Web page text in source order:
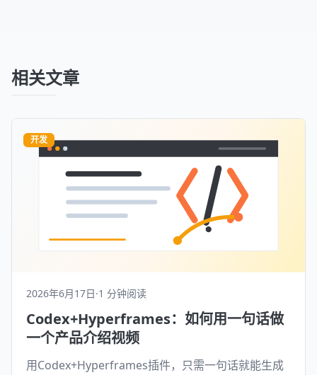
相关文章
开发
2026年6月17日·1 分钟阅读
Codex+Hyperframes：如何用一句话做
一个产品介绍视频
用Codex+Hyperframes插件，只需一句话就能生成